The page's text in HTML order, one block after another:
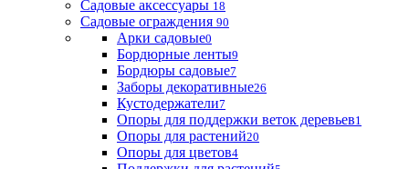
Садовые аксессуары 18
Садовые ограждения 90
Арки садовые0
Бордюрные ленты9
Бордюры садовые7
Заборы декоративные26
Кустодержатели7
Опоры для поддержки веток деревьев1
Опоры для растений20
Опоры для цветов4